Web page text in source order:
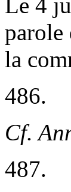
parole
la
486.
Cf.
487.